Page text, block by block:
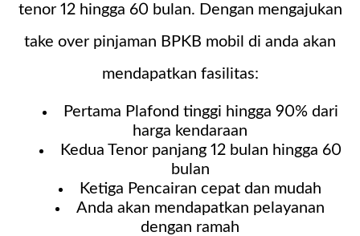
tenor 12 hingga 60 bulan. Dengan mengajukan
take over pinjaman BPKB mobil di anda akan
mendapatkan fasilitas:
Pertama Plafond tinggi hingga 90% dari
harga kendaraan
Kedua Tenor panjang 12 bulan hingga 60
bulan
Ketiga Pencairan cepat dan mudah
Anda akan mendapatkan pelayanan
dengan ramah